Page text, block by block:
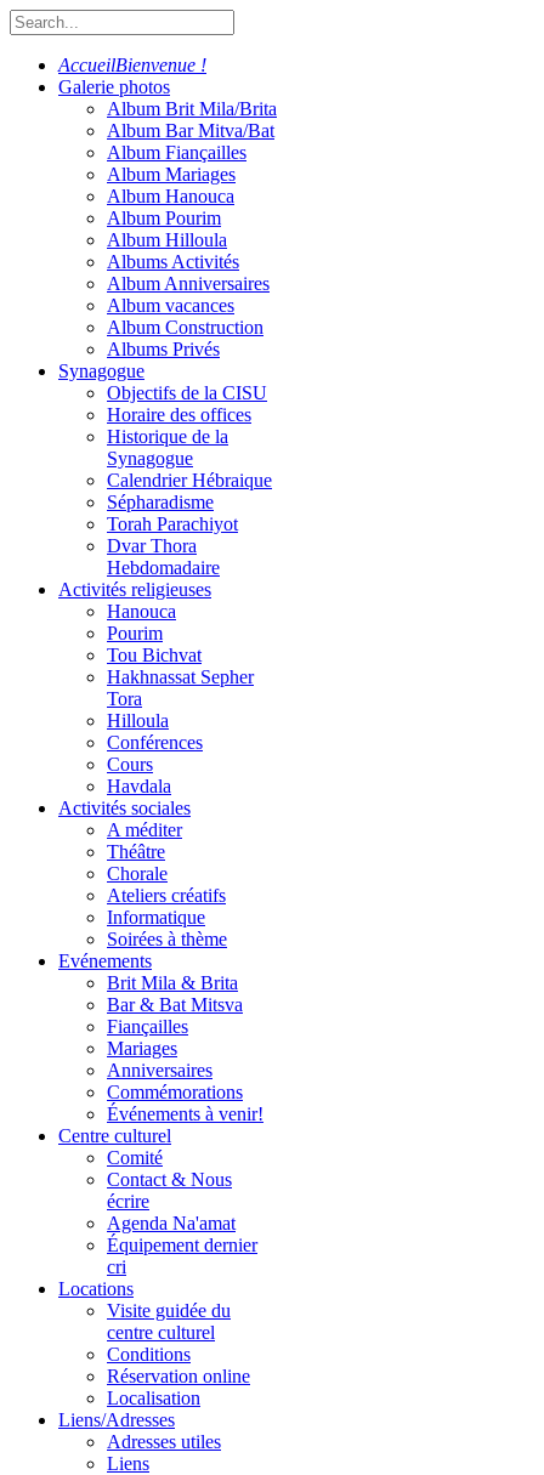
AccueilBienvenue !
Galerie photos
Album Brit Mila/Brita
Album Bar Mitva/Bat
Album Fiançailles
Album Mariages
Album Hanouca
Album Pourim
Album Hilloula
Albums Activités
Album Anniversaires
Album vacances
Album Construction
Albums Privés
Synagogue
Objectifs de la CISU
Horaire des offices
Historique de la
Synagogue
Calendrier Hébraique
Sépharadisme
Torah Parachiyot
Dvar Thora
Hebdomadaire
Activités religieuses
Hanouca
Pourim
Tou Bichvat
Hakhnassat Sepher
Tora
Hilloula
Conférences
Cours
Havdala
Activités sociales
A méditer
Théâtre
Chorale
Ateliers créatifs
Informatique
Soirées à thème
Evénements
Brit Mila & Brita
Bar & Bat Mitsva
Fiançailles
Mariages
Anniversaires
Commémorations
Événements à venir!
Centre culturel
Comité
Contact & Nous
écrire
Agenda Na'amat
Équipement dernier
cri
Locations
Visite guidée du
centre culturel
Conditions
Réservation online
Localisation
Liens/Adresses
Adresses utiles
Liens